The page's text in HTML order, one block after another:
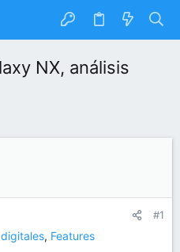
NX, análisis
#1
, Features